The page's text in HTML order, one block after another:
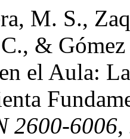
M. S.,
&
el Aula:
2600-6006,